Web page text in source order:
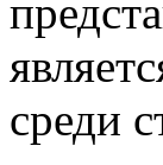
среди